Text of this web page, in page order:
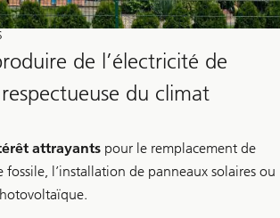
de l’électricité de
du climat
attrayants pour le remplacement de
fossile, l’installation de panneaux solaires ou